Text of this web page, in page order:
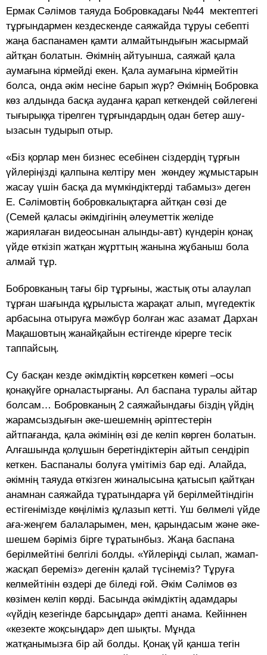
Ермак Сәлімов таяуда Бобровкадағы №44 мектептегі
тұрғындармен кездескенде саяжайда тұруы себепті
жаңа баспанамен қамти алмайтындығын жасырмай
айтқан болатын. Әкімнің айтуынша, саяжай қала
аумағына кірмейді екен. Қала аумағына кірмейтін
болса, онда әкім несіне барып жүр? Әкімнің Бобровка
көз алдында басқа ауданға қарап кеткендей сөйлегені
тығырыққа тірелген тұрғындардың одан бетер ашу-
ызасын тудырып отыр.
«Біз қорлар мен бизнес есебінен сіздердің тұрғын
үйлеріңізді қалпына келтіру мен жөндеу жұмыстарын
жасау үшін басқа да мүмкіндіктерді табамыз» деген
Е. Сәлімовтің бобровкалықтарға айтқан сөзі де
(Семей қаласы әкімдігінің әлеуметтік желіде
жариялаған видеосынан алынды-авт) күндерін қонақ
үйде өткізіп жатқан жұрттың жанына жұбаныш бола
алмай тұр.
Бобровканың тағы бір тұрғыны, жастық оты алаулап
тұрған шағында құрылыста жарақат алып, мүгедектік
арбасына отыруға мәжбүр болған жас азамат Дархан
Мақашовтың жанайқайын естігенде кірерге тесік
таппайсың.
Су басқан кезде әкімдіктің көрсеткен көмегі –осы
қонақүйге орналастырғаны. Ал баспана туралы айтар
болсам… Бобровканың 2 саяжайындағы біздің үйдің
жарамсыздығын әке-шешемнің әріптестерін
айтпағанда, қала әкімінің өзі де келіп көрген болатын.
Алғашында қолұшын беретіндіктерін айтып сендіріп
кеткен. Баспаналы болуға үмітіміз бар еді. Алайда,
әкімнің таяуда өткізген жиналысына қатысып қайтқан
анамнан саяжайда тұратындарға үй берілмейтіндігін
естігенімізде көңіліміз құлазып кетті. Үш бөлмелі үйде
аға-жеңгем балаларымен, мен, қарындасым және әке-
шешем бәріміз бірге тұратынбыз. Жаңа баспана
берілмейтіні белгілі болды. «Үйлеріңді сылап, жамап-
жасқап береміз» дегенін қалай түсінеміз? Тұруға
келмейтінін өздері де біледі ғой. Әкім Сәлімов өз
көзімен келіп көрді. Басында әкімдіктің адамдары
«үйдің кезегінде барсыңдар» депті анама. Кейіннен
«кезекте жоқсыңдар» деп шықты. Мұнда
жатқанымызға бір ай болды. Қонақ үй қанша тегін